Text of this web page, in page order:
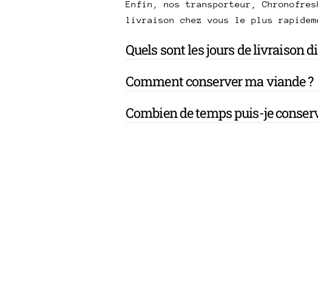
Enfin, nos transporteur,
livraison chez vous le plus
Quels sont les jours de livraison
Comment conserver ma viande ?
Combien de temps puis-je